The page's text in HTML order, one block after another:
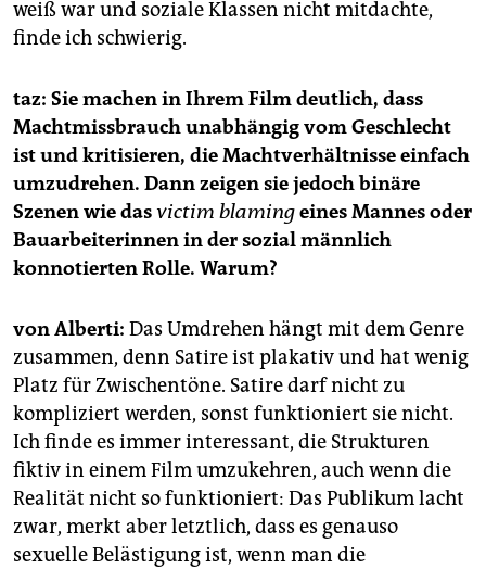
weiß war und soziale Klassen nicht mitdachte,
finde ich schwierig.
taz: Sie machen in Ihrem Film deutlich, dass
Machtmissbrauch unabhängig vom Geschlecht
ist und kritisieren, die Machtverhältnisse einfach
umzudrehen. Dann zeigen sie jedoch binäre
Szenen wie dasvictim blamingeines Mannes oder
Bauarbeiterinnen in der sozial männlich
konnotierten Rolle. Warum?
von Alberti: Das Umdrehen hängt mit dem Genre
zusammen, denn Satire ist plakativ und hat wenig
Platz für Zwischentöne. Satire darf nicht zu
kompliziert werden, sonst funktioniert sie nicht.
Ich finde es immer interessant, die Strukturen
fiktiv in einem Film umzukehren, auch wenn die
Realität nicht so funktioniert: Das Publikum lacht
zwar, merkt aber letztlich, dass es genauso
sexuelle Belästigung ist, wenn man die